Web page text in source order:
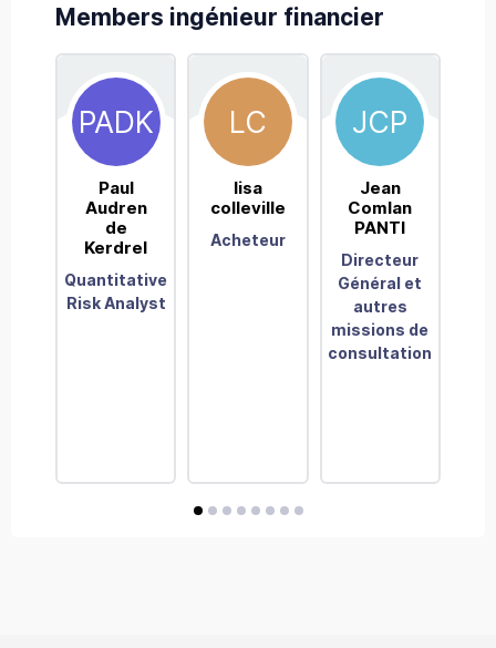
Members ingénieur financier
PADK
Paul
Audren
de
Kerdrel
Quantitative
Risk Analyst
LC
lisa
colleville
Acheteur
JCP
Jean
Comlan
PANTI
Directeur
Général et
autres
missions de
consultation
avisavisavisavisavisavisavisavis